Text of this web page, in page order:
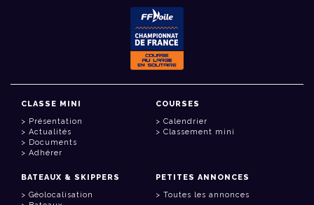
CLASSE MINI
Présentation
Actualités
Documents
Adhérer
COURSES
Calendrier
Classement mini
BATEAUX & SKIPPERS
Géolocalisation
PETITES ANNONCES
Toutes les annonces